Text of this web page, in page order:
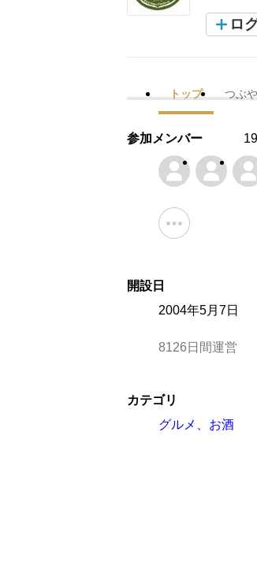
ロ
トップ つぶ
参加メンバー
開設日
2004年5月7日
8126日間運営
カテゴリ
グルメ、お酒